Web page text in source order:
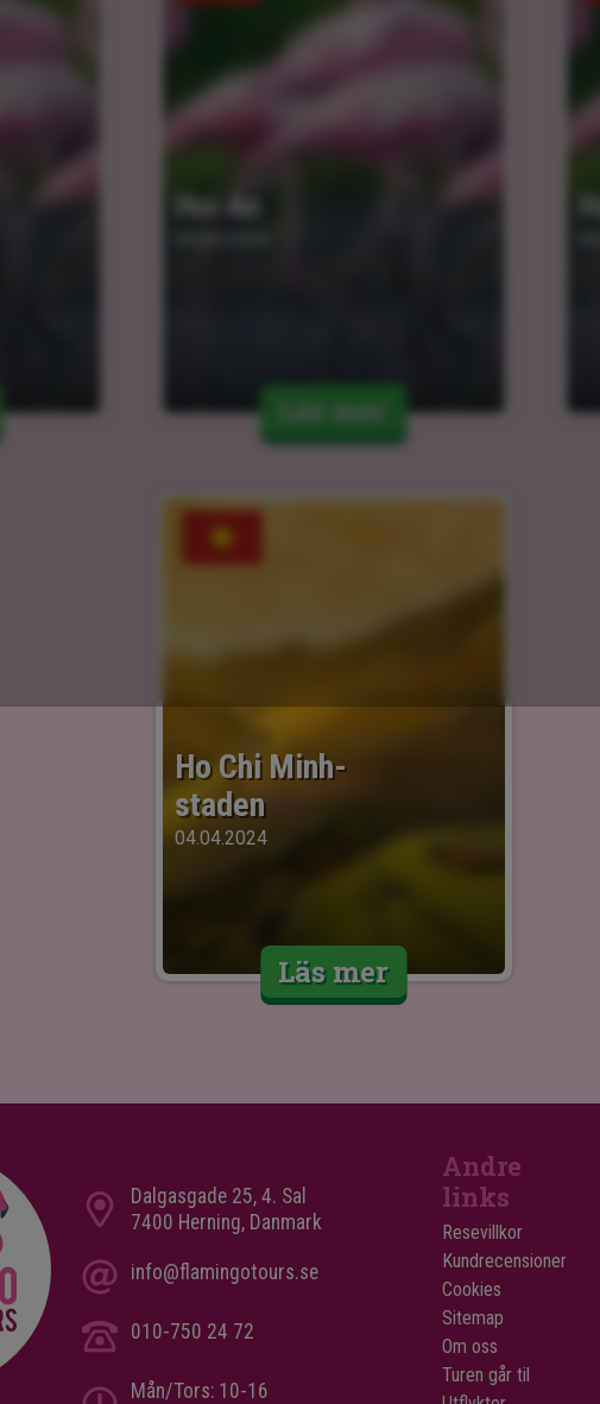
Hoi An
Läs mer
Ho Chi Minh-
staden
04.04.2024
Läs mer
Dalgasgade 25, 4. Sal
7400 Herning, Danmark
info@flamingotours.se
010-750 24 72
Mån/Tors: 10-16
Andre
links
Resevillkor
Kundrecensioner
Cookies
Sitemap
Om oss
Turen går til